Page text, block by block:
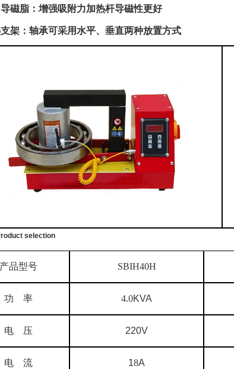
磁脂：增强吸附力加热杆导磁性更好
架：轴承可采用水平、垂直两种放置方式
selection
产品型号 SBIH40H
功 率 4.0KVA
电 压 220V
电 流 18A